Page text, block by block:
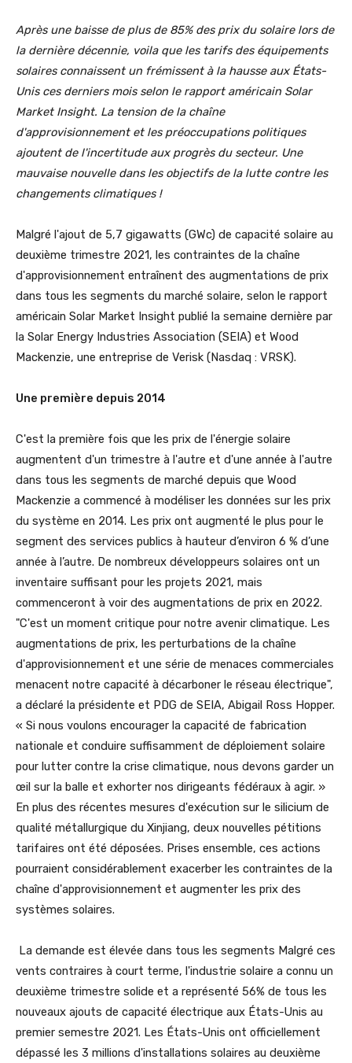
Après une baisse de plus de 85% des prix du solaire lors de
la dernière décennie, voila que les tarifs des équipements
solaires connaissent un frémissent à la hausse aux États-
Unis ces derniers mois selon le rapport américain Solar
Market Insight. La tension de la chaîne
d'approvisionnement et les préoccupations politiques
ajoutent de l'incertitude aux progrès du secteur. Une
mauvaise nouvelle dans les objectifs de la lutte contre les
changements climatiques !
Malgré l'ajout de 5,7 gigawatts (GWc) de capacité solaire au
deuxième trimestre 2021, les contraintes de la chaîne
d'approvisionnement entraînent des augmentations de prix
dans tous les segments du marché solaire, selon le rapport
américain Solar Market Insight publié la semaine dernière par
la Solar Energy Industries Association (SEIA) et Wood
Mackenzie, une entreprise de Verisk (Nasdaq : VRSK).
Une première depuis 2014
C'est la première fois que les prix de l'énergie solaire
augmentent d'un trimestre à l'autre et d'une année à l'autre
dans tous les segments de marché depuis que Wood
Mackenzie a commencé à modéliser les données sur les prix
du système en 2014. Les prix ont augmenté le plus pour le
segment des services publics à hauteur d’environ 6 % d’une
année à l’autre. De nombreux développeurs solaires ont un
inventaire suffisant pour les projets 2021, mais
commenceront à voir des augmentations de prix en 2022.
"C'est un moment critique pour notre avenir climatique. Les
augmentations de prix, les perturbations de la chaîne
d'approvisionnement et une série de menaces commerciales
menacent notre capacité à décarboner le réseau électrique",
a déclaré la présidente et PDG de SEIA, Abigail Ross Hopper.
« Si nous voulons encourager la capacité de fabrication
nationale et conduire suffisamment de déploiement solaire
pour lutter contre la crise climatique, nous devons garder un
œil sur la balle et exhorter nos dirigeants fédéraux à agir. »
En plus des récentes mesures d'exécution sur le silicium de
qualité métallurgique du Xinjiang, deux nouvelles pétitions
tarifaires ont été déposées. Prises ensemble, ces actions
pourraient considérablement exacerber les contraintes de la
chaîne d'approvisionnement et augmenter les prix des
systèmes solaires.
La demande est élevée dans tous les segments Malgré ces
vents contraires à court terme, l'industrie solaire a connu un
deuxième trimestre solide et a représenté 56% de tous les
nouveaux ajouts de capacité électrique aux États-Unis au
premier semestre 2021. Les États-Unis ont officiellement
dépassé les 3 millions d'installations solaires au deuxième